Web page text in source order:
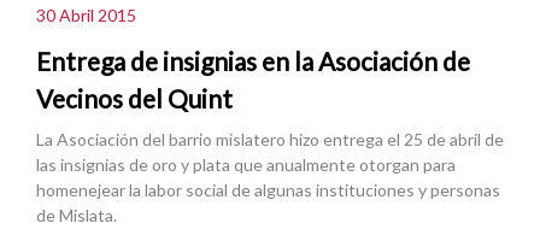
30 Abril 2015
Entrega de insignias en la Asociación de
Vecinos del Quint
La Asociación del barrio mislatero hizo entrega el 25 de abril de
las insignias de oro y plata que anualmente otorgan para
homenejear la labor social de algunas instituciones y personas
de Mislata.